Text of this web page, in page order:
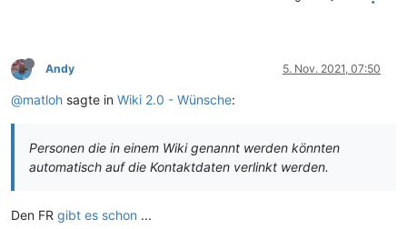
Andy 5. Nov. 2021, 07:50
@matloh sagte in Wiki 2.0 - Wünsche:
Personen die in einem Wiki genannt werden könnten
automatisch auf die Kontaktdaten verlinkt werden.
Den FR gibt es schon ...